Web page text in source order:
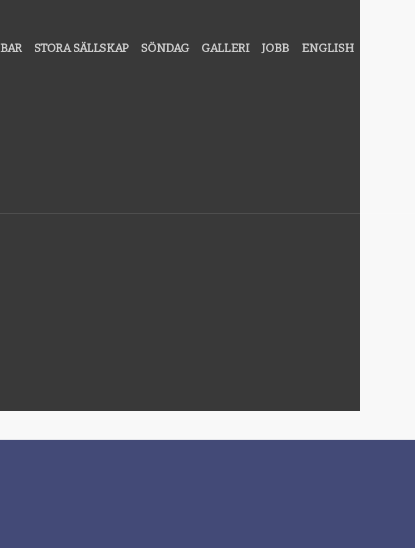
BAR STORA SÄLLSKAP SÖNDAG GALLERI JOBB ENGLISH